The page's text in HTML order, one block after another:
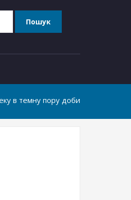
в темну пору доби